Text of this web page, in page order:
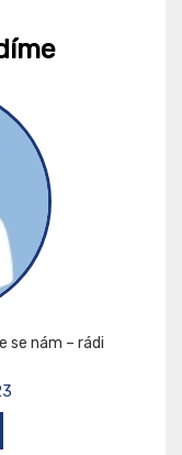
se nám – rádi